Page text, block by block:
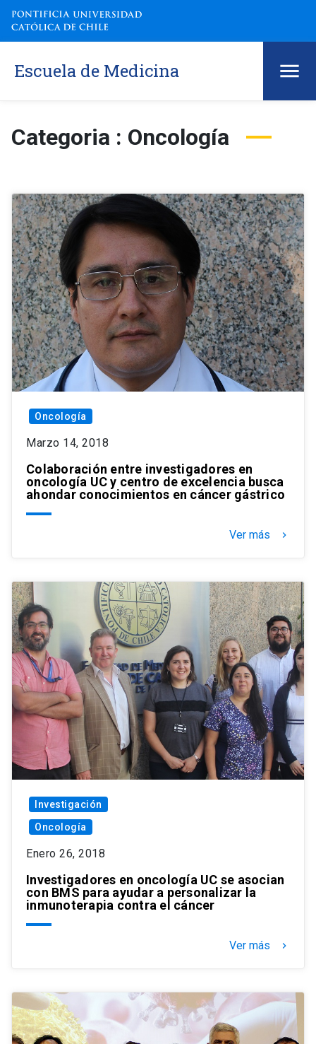
Escuela de Medicina
Categoria : Oncología
Oncología
Marzo 14, 2018
Colaboración entre investigadores en
oncología UC y centro de excelencia busca
ahondar conocimientos en cáncer gástrico
Ver más keyboard_arrow_right
Investigación
Oncología
Enero 26, 2018
Investigadores en oncología UC se asocian
con BMS para ayudar a personalizar la
inmunoterapia contra el cáncer
Ver más keyboard_arrow_right